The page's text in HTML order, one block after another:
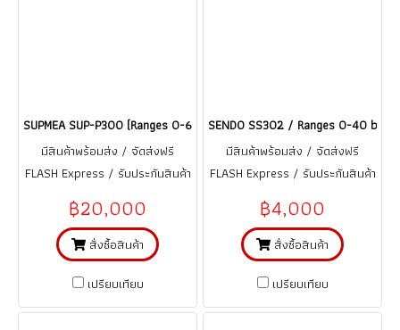
SUPMEA SUP-P300 (Ranges 0-600 Psi) เซนเซอร์วัดความดัน Stainless
มีสินค้าพร้อมส่ง / จัดส่งฟรี
FLASH Express / รับประกันสินค้า
คู่มือ)
฿20,000
สั่งซื้อสินค้า
เปรียบเทียบ
SENDO SS302 / Ranges 0-40 bar
มีสินค้าพร้อมส่ง / จัดส่งฟรี
FLASH Express / รับประกันสินค้า
คู่มือ)
฿4,000
สั่งซื้อสินค้า
เปรียบเทียบ